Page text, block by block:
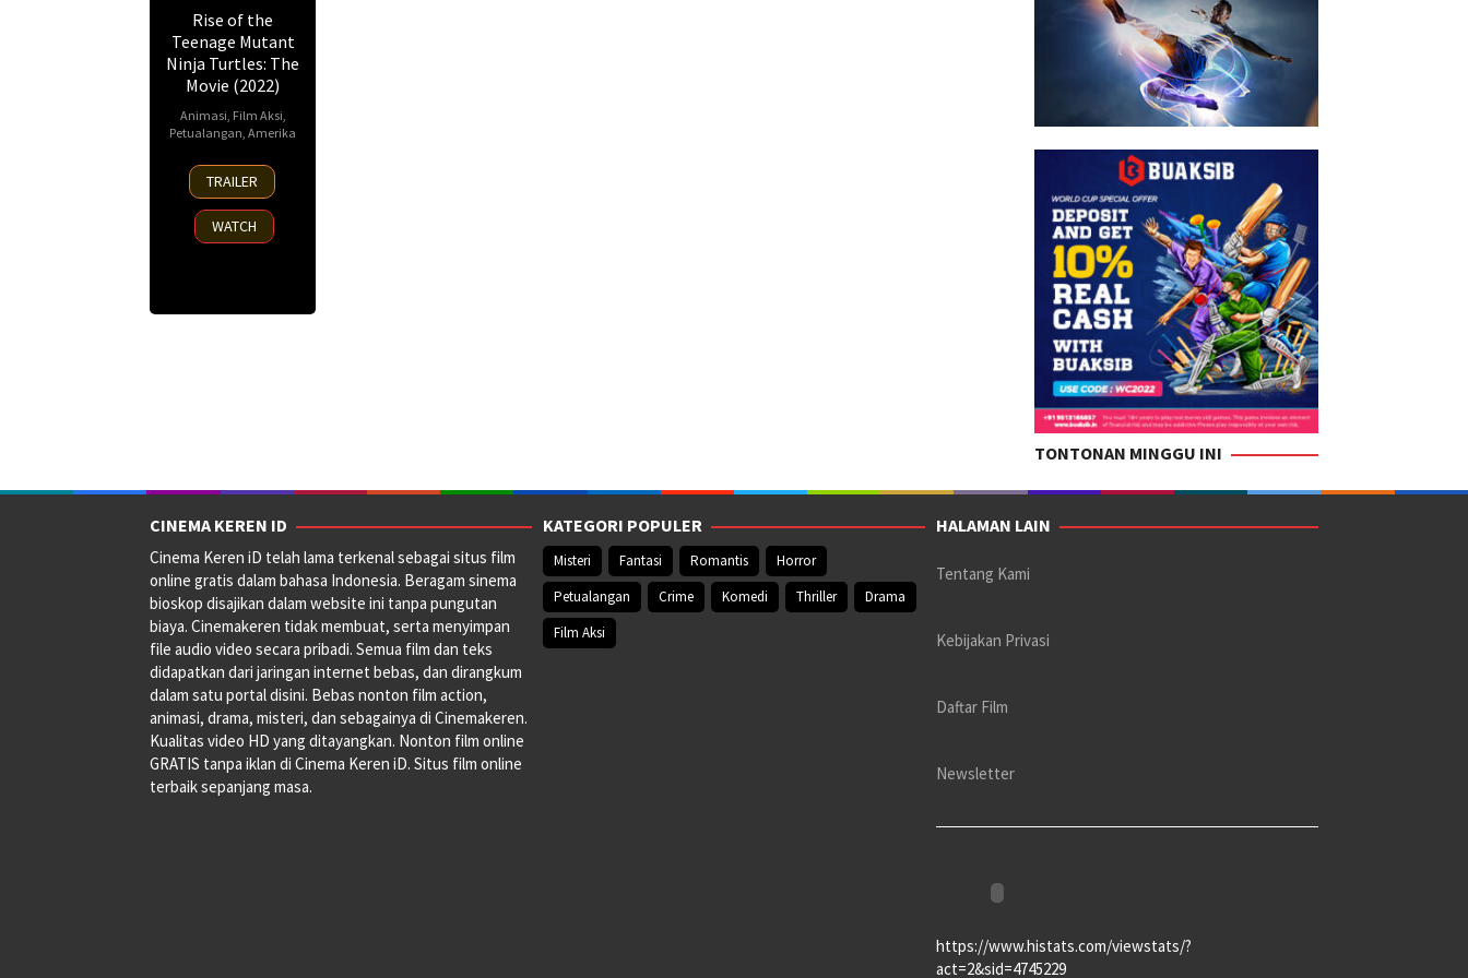
Rise of the
Teenage Mutant
Ninja Turtles: The
Movie (2022)
Animasi Film Aksi
Petualangan Amerika
5
Aug
2022
Andy
Suriano
Ant
Ward,
TRAILER
WATCH
TONTONAN MINGGU INI
CINEMA KEREN ID
Cinema Keren iD telah lama terkenal sebagai situs film
online gratis dalam bahasa Indonesia. Beragam sinema
bioskop disajikan dalam website ini tanpa pungutan
biaya. Cinemakeren tidak membuat, serta menyimpan
file audio video secara pribadi. Semua film dan teks
didapatkan dari jaringan internet bebas, dan dirangkum
dalam satu portal disini. Bebas nonton film action,
animasi, drama, misteri, dan sebagainya di Cinemakeren.
Kualitas video HD yang ditayangkan. Nonton film online
GRATIS tanpa iklan di Cinema Keren iD. Situs film online
terbaik sepanjang masa.
KATEGORI POPULER
Misteri Fantasi Romantis
Horror
Petualangan
Crime Komedi Thriller
Drama
Film Aksi
HALAMAN LAIN
Tentang Kami
Kebijakan Privasi
Daftar Film
Newsletter
https://www.histats.com/viewstats/?
act=2&sid=4745229